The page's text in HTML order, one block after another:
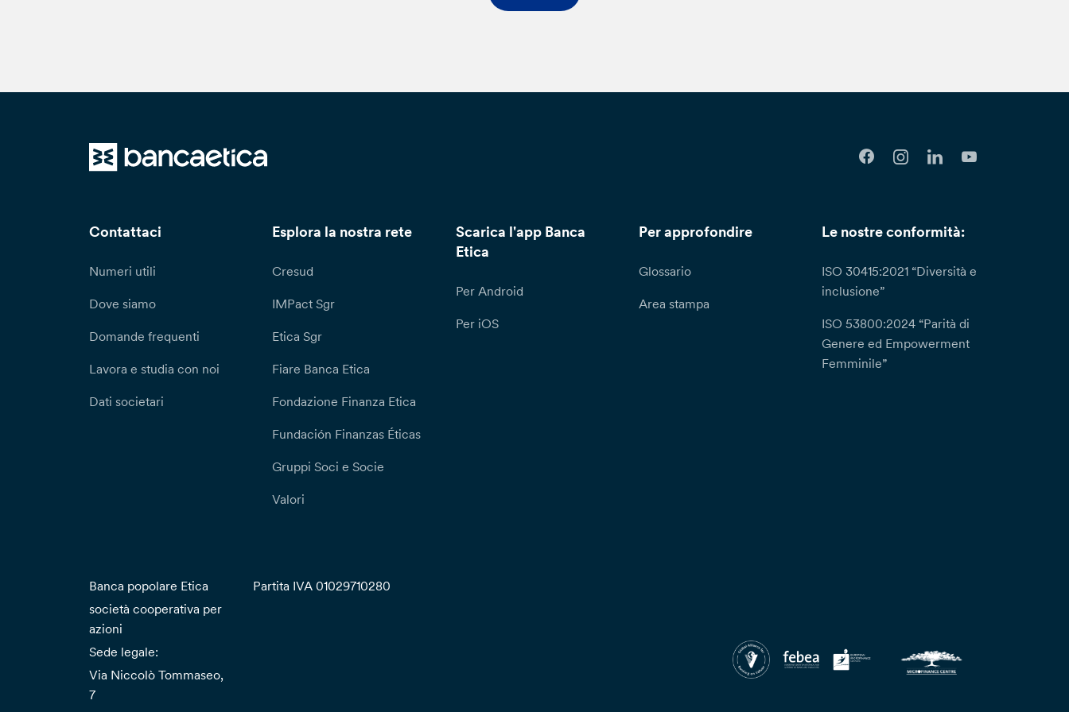
Per l’esercizio dei diritti di cui all’art. 15 e ss, nonché per ricevere ulteriori informazioni con riguardo al
reclamo all’Ufficio Reclami – Servizio Consulenza Legale – Via N. Tommaseo, 7 ­ 35131 Padova –
reclami@bancaetica.com. Ti informiamo che il termine per la risposta a seguito di una tua richiesta ai sensi
carico della richiesta. Qualora tu ritenga che il trattamento dei tuoi dati da parte del Titolare avvenga in
violazione del GDPR potrai proporre reclamo all’autorità di controllo.
Contattaci
Numeri utili
Dove siamo
Domande frequenti
Lavora e studia con noi
Dati societari
Esplora la nostra rete
Cresud
IMPact Sgr
Etica Sgr
Fiare Banca Etica
Fondazione Finanza Etica
Fundación Finanzas Éticas
Gruppi Soci e Socie
Valori
Scarica l'app Banca
Etica
Per Android
Per iOS
Per approfondire
Glossario
Area stampa
Le nostre conformità:
ISO 30415:2021 “Diversità e
inclusione”
ISO 53800:2024 “Parità di
Genere ed Empowerment
Femminile”
Banca popolare Etica
società cooperativa per
azioni
Sede legale:
Via Niccolò Tommaseo,
7
Partita IVA 01029710280